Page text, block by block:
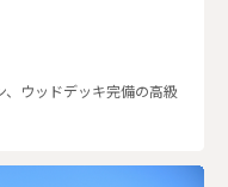
ウッドデッキ完備の高級